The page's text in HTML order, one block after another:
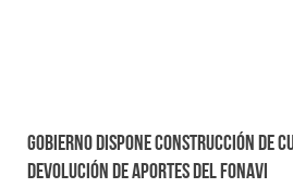
Gobierno dispone construcción de
devolución de aportes del Fonavi